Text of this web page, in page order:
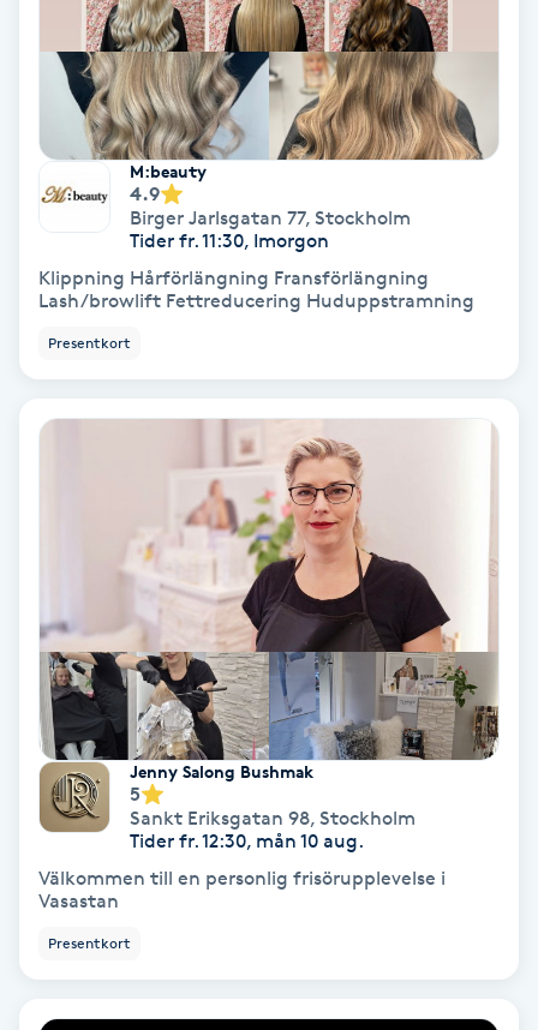
Hot yoga
Hudföryngring
Huduppstramning
Hudvård
Hyaluronsyra
Hyperhidros
Hårbottenbehandling
Hårvård
Hälsa
Hälsprickor
Idrottsmassage
IPL
M:beauty
4.9
Birger Jarlsgatan 77, Stockholm
Tider fr. 11:30, Imorgon
Klippning Hårförlängning Fransförlängning
Lash/browlift Fettreducering Huduppstramning
Presentkort
Jenny Salong Bushmak
5
Sankt Eriksgatan 98, Stockholm
Tider fr. 12:30, mån 10 aug.
Välkommen till en personlig frisörupplevelse i
Vasastan
Presentkort